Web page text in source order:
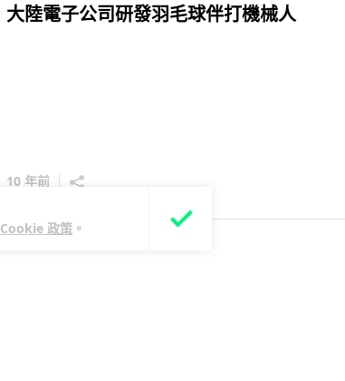
Cookie 政策 。
大陸電子公司研發羽毛球伴打機械人
10 年前